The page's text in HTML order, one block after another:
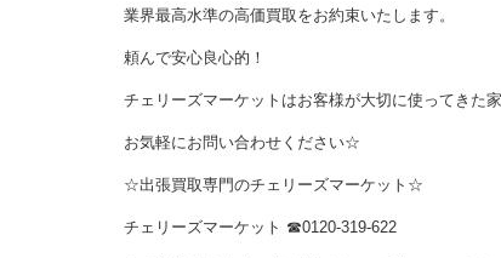
業界最高水準の高価買取をお約束いたします。
頼んで安心良心的！
チェリーズマーケットはお客様が大切に使ってきた
お気軽にお問い合わせください☆
☆出張買取専門のチェリーズマーケット☆
チェリーズマーケット ☎︎0120-319-622